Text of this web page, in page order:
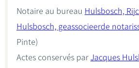
Notaire au bureau Hulsbosch,
Hulsbosch, geassocieerde
Pinte)
Actes conservés par Jacques